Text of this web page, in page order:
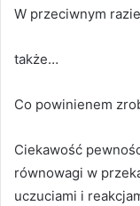
W przeciwnym
także…
Co powinienem
Ciekawość
równowagi w
uczuciami i